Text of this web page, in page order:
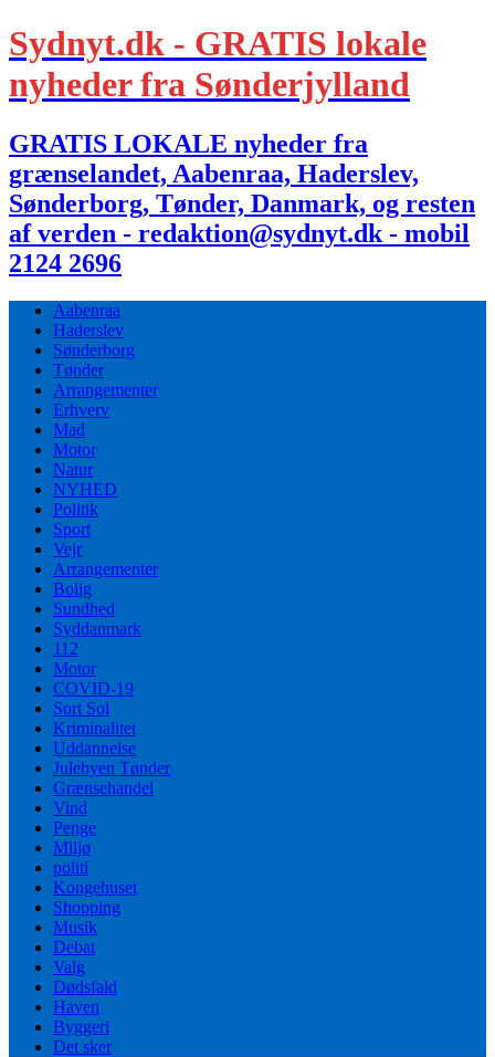
Sydnyt.dk - GRATIS lokale
nyheder fra Sønderjylland
GRATIS LOKALE nyheder fra
grænselandet, Aabenraa, Haderslev,
Sønderborg, Tønder, Danmark, og resten
af verden - redaktion@sydnyt.dk - mobil
2124 2696
Aabenraa
Haderslev
Sønderborg
Tønder
Arrangementer
Erhverv
Mad
Motor
Natur
NYHED
Politik
Sport
Vejr
Arrangementer
Bolig
Sundhed
Syddanmark
112
Motor
COVID-19
Sort Sol
Kriminalitet
Uddannelse
Julebyen Tønder
Grænsehandel
Vind
Penge
Miljø
politi
Kongehuset
Shopping
Musik
Debat
Valg
Dødsfald
Haven
Byggeri
Det sker